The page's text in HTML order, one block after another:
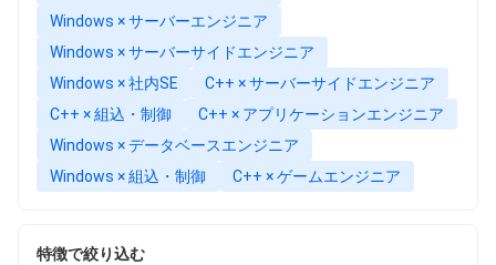
Windows × サーバーエンジニア
Windows × サーバーサイドエンジニア
Windows × 社内SE
C++ × サーバーサイドエンジニア
C++ × 組込・制御
C++ × アプリケーションエンジニア
Windows × データベースエンジニア
Windows × 組込・制御
C++ × ゲームエンジニア
特徴で絞り込む